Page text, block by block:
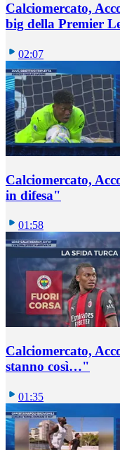
Calciomercato,
big della Premier
02:07
Calciomercato,
in difesa"
01:58
Calciomercato,
stanno così…"
01:35